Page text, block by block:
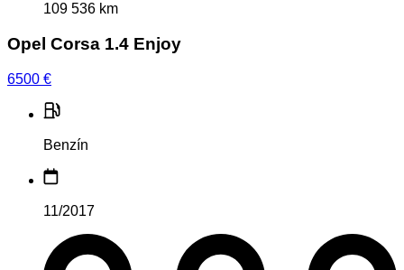
109 536 km
Opel Corsa 1.4 Enjoy
6500 €
Benzín
11/2017